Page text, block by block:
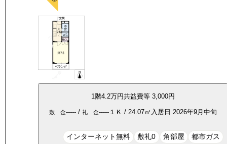
1階4.2万円共益費等3,000円
敷 金----- /礼 金----- １Ｋ / 24.07㎡ 入居日 2026年9月中旬
インターネット無料 敷礼0 角部屋 都市ガス